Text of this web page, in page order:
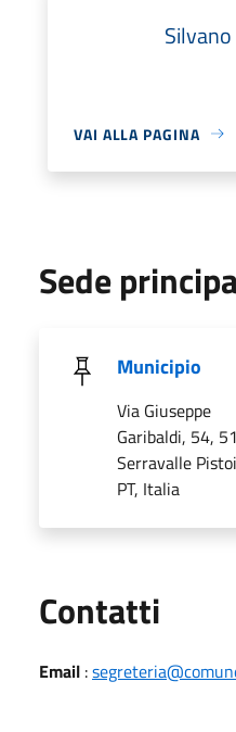
VAI ALLA PAGINA
Sede
Municipio
Via Giuseppe
Garibaldi, 54,
Serravalle
PT, Italia
Contatti
Email :